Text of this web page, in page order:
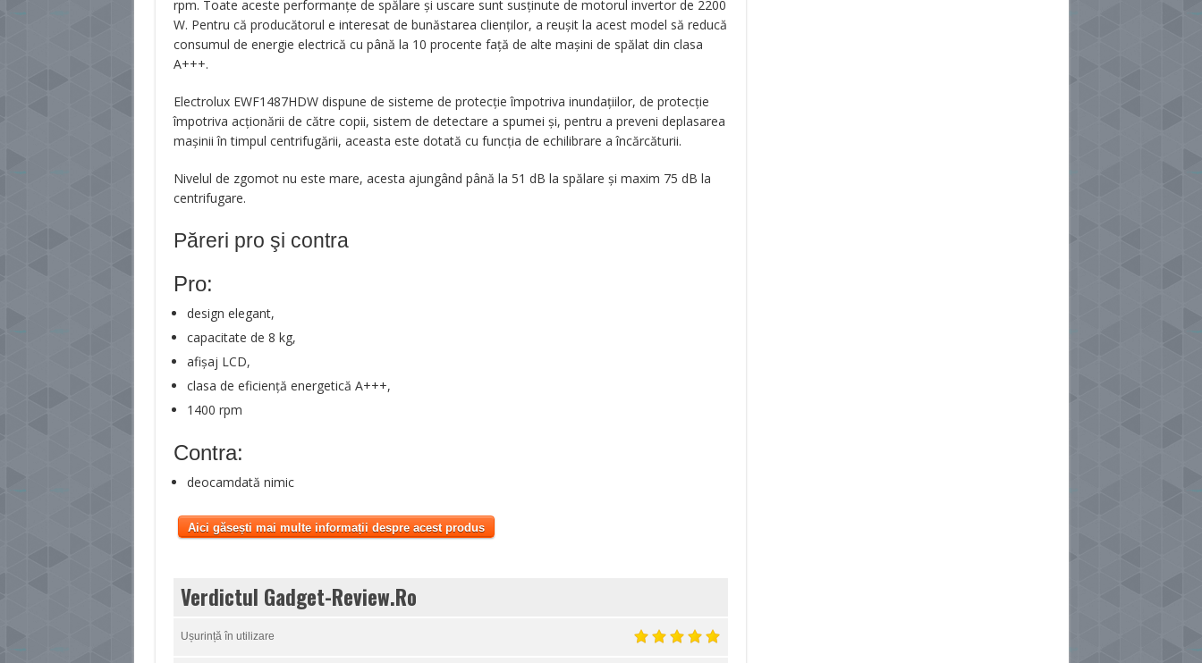
rpm. Toate aceste performanţe de spălare şi uscare sunt susţinute de motorul invertor de 2200
W. Pentru că producătorul e interesat de bunăstarea clienţilor, a reuşit la acest model să reducă
consumul de energie electrică cu până la 10 procente faţă de alte maşini de spălat din clasa
A+++.
Electrolux EWF1487HDW dispune de sisteme de protecţie împotriva inundaţiilor, de protecţie
împotriva acţionării de către copii, sistem de detectare a spumei şi, pentru a preveni deplasarea
maşinii în timpul centrifugării, aceasta este dotată cu funcţia de echilibrare a încărcăturii.
Nivelul de zgomot nu este mare, acesta ajungând până la 51 dB la spălare şi maxim 75 dB la
centrifugare.
Păreri pro şi contra
Pro:
design elegant,
capacitate de 8 kg,
afișaj LCD,
clasa de eficiență energetică A+++,
1400 rpm
Contra:
deocamdată nimic
Aici găsești mai multe informații despre acest produs
Verdictul Gadget-Review.Ro
Ușurință în utilizare